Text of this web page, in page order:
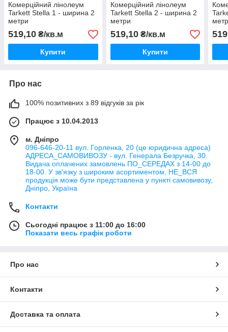
Комерційний лінолеум
Tarkett Stella 1 - ширина 2
метри
519,10 ₴/кв.м
Купити
Комерційний лінолеум
Tarkett Stella 2 - ширина 2
метри
519,10₴/кв.м
Купити
Про нас
100% позитивних з 89 відгуків за рік
Працює з 10.04.2013
м. Дніпро
096-646-20-11 вул. Горленка, 20 (це юридична адреса)
АДРЕСА_САМОВИВОЗУ - вул. Генерала Безручка, 30.
Видача оплачених замовлень ПО_СЕРЕДАХ з 14-00 до
18-00. У зв'язку з широким асортиментом, НЕ_ВСЯ
продукція може бути представлена у пункті самовивозу,
Дніпро, Україна
Контакти
Сьогодні працює з 11:00 до 16:00
Показати весь графік роботи
Про нас
Контакти
Доставка та оплата